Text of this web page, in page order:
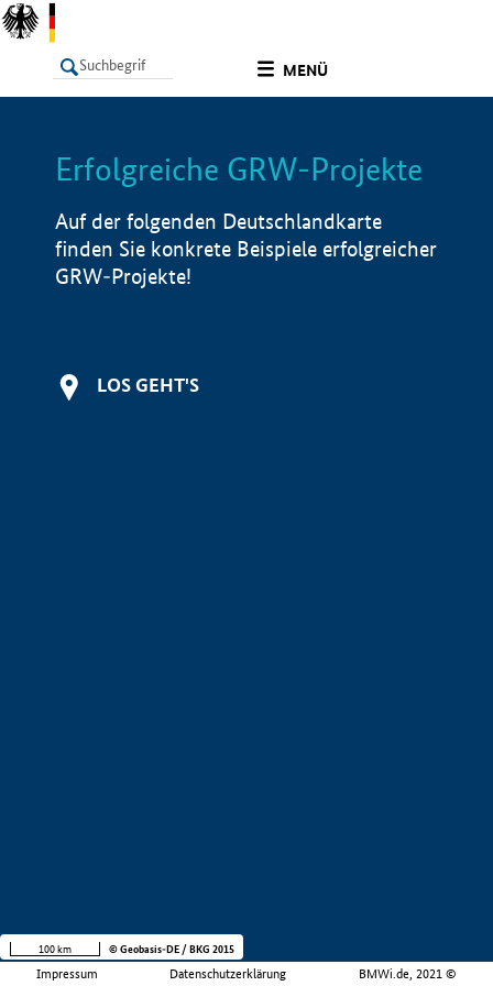
MENÜ
LISTE Info
Erfolgreiche GRW-Projekte
Auf der folgenden Deutschlandkarte
finden Sie konkrete Beispiele erfolgreicher
GRW-Projekte!
LOS GEHT'S
Impressum Datenschutzerklärung BMWi.de, 2021 ©
100 km © Geobasis-DE / BKG 2015